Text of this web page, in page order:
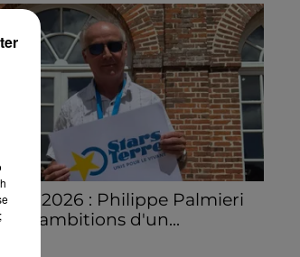
2026 : Philippe Palmieri
les ambitions d'un...
semaines de la première